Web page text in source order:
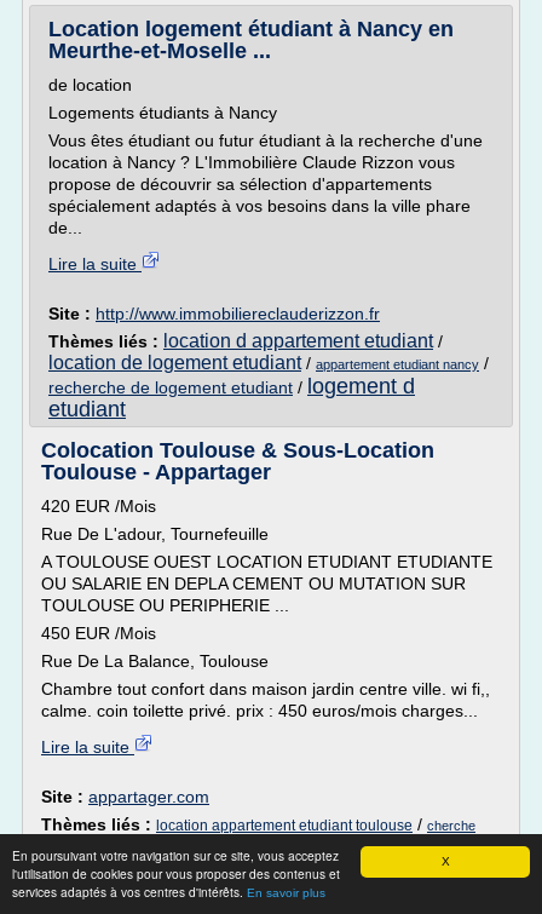
X
En poursuivant votre navigation sur ce site, vous acceptez
l'utilisation de cookies pour vous proposer des contenus et
services adaptés à vos centres d'intérêts. En savoir plus
Location logement étudiant à Nancy en
Meurthe-et-Moselle ...
de location
Logements étudiants à Nancy
Vous êtes étudiant ou futur étudiant à la recherche d'une
location à Nancy ? L'Immobilière Claude Rizzon vous
propose de découvrir sa sélection d'appartements
spécialement adaptés à vos besoins dans la ville phare
de...
Lire la suite
Site : http://www.immobiliereclauderizzon.fr
Thèmes liés : location d appartement etudiant/
location de logement etudiant/ appartement etudiant nancy /
recherche de logement etudiant / logement d
etudiant
Colocation Toulouse & Sous-Location
Toulouse - Appartager
420 EUR /Mois
Rue De L'adour, Tournefeuille
A TOULOUSE OUEST LOCATION ETUDIANT ETUDIANTE
OU SALARIE EN DEPLA CEMENT OU MUTATION SUR
TOULOUSE OU PERIPHERIE ...
450 EUR /Mois
Rue De La Balance, Toulouse
Chambre tout confort dans maison jardin centre ville. wi fi,,
calme. coin toilette privé. prix : 450 euros/mois charges...
Lire la suite
Site : appartager.com
Thèmes liés : location appartement etudiant toulouse / cherche
colocation chambre a louer/colocation
chambre etudiant/etudiant cherche chambre a louer